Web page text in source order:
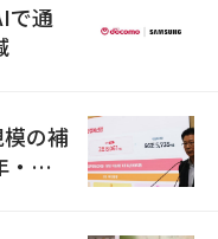
で通
の補
・安